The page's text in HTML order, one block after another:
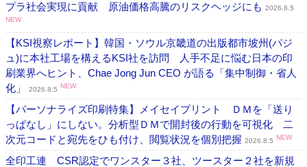
プラ社会実現に貢献 原油価格高騰のリスクヘッジにも 2026.8.5
NEW
【KSI視察レポート】韓国・ソウル京畿道の出版都市坡州(パジ
ュ)に本社工場を構えるKSI社を訪問 人手不足に悩む日本の印
刷業界へヒント、Chae Jong Jun CEO が語る「集中制御・省人
化」
2026.8.5 NEW
【パーソナライズ印刷特集】メイセイプリント ＤＭを「送り
っぱなし」にしない。分析型ＤＭで開封後の行動を可視化 二
次元コードと宛先をひも付け、閲覧状況を個別把握 2026.8.5 NEW
全印工連 CSR認定でワンスター３社、ツースター２社を新規